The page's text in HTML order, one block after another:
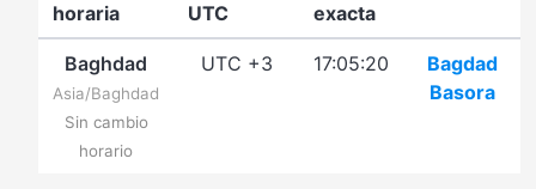
horaria
UTC
exacta
Baghdad
Asia/Baghdad
Sin cambio
horario
UTC +3 17:05:20
Bagdad
Basora